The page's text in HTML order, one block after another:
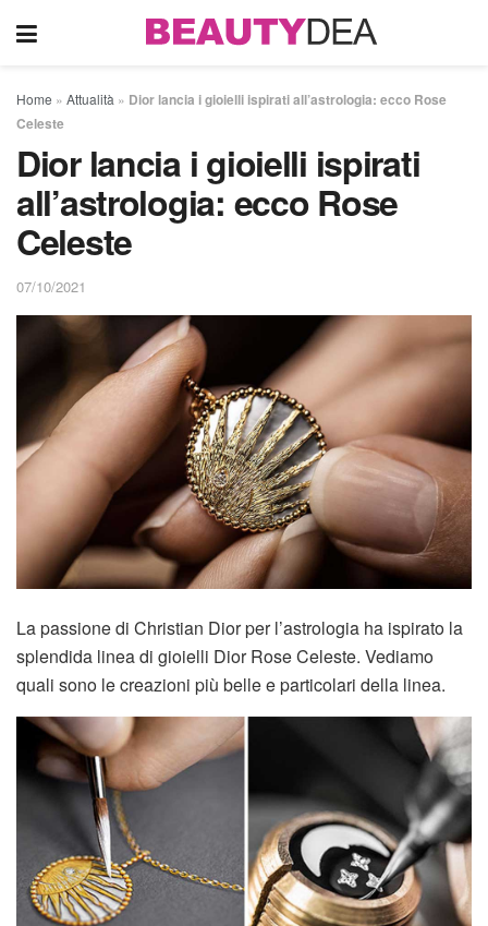
Home » Attualità » Dior lancia i gioielli ispirati all’astrologia: ecco Rose
Celeste
Dior lancia i gioielli ispirati
all’astrologia: ecco Rose
Celeste
07/10/2021
La passione di Christian Dior per l’astrologia ha ispirato la
splendida linea di gioielli Dior Rose Celeste. Vediamo
quali sono le creazioni più belle e particolari della linea.